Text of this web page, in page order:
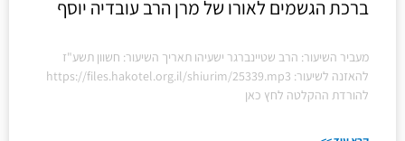
ברכת הגשמים לאורו של מרן הרב עובדיה יוסף
מעביר השיעור: הרב שטיינברגר ישעיהו תאריך השיעור: חשוון תשע"ז
להאזנה לשיעור: https://files.hakotel.org.il/shiurim/25339.mp3
להורדת ההקלטה לחץ כאן